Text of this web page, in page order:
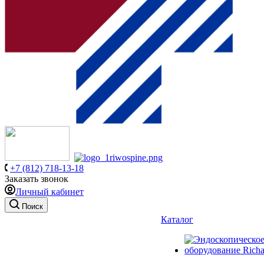
+7 (812) 718-13-18
Заказать звонок
Личный кабинет
Поиск
Каталог